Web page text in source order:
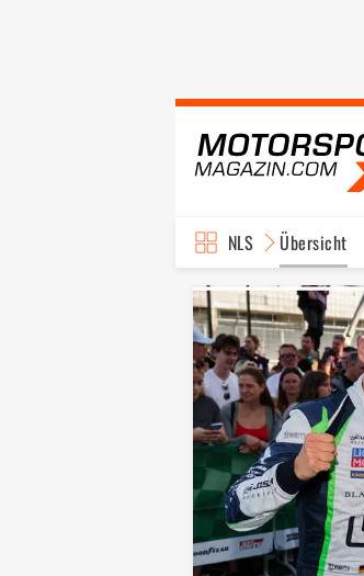
NLS Übersicht